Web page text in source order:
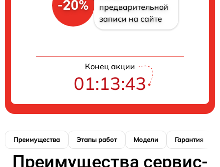
-20%
предварительной
записи на сайте
Конец акции
01:13:42
Преимущества Этапы работ Модели Гарантия
Преимущества сервис-